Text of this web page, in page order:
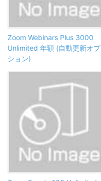
Zoom Webinars Plus 3000
Unlimited 年額 (自動更新オプ
ション)